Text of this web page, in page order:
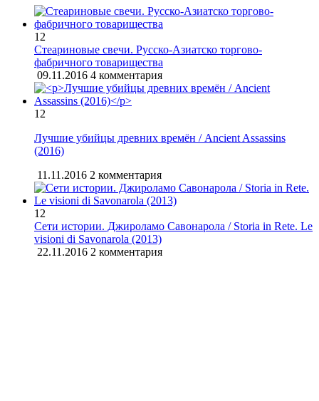
12
Стеариновые свечи. Русско-Азиатско торгово-
фабричного товарищества
09.11.2016 4 комментария
12
Лучшие убийцы древних времён / Ancient Assassins
(2016)
11.11.2016 2 комментария
12
Сети истории. Джироламо Савонарола / Storia in Rete. Le
visioni di Savonarola (2013)
22.11.2016 2 комментария